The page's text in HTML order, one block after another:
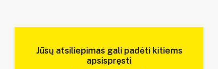
Jūsų atsiliepimas gali padėti kitiems
apsispręsti